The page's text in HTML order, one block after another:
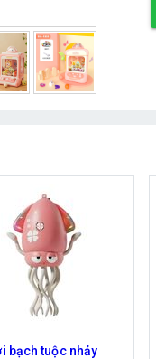
Chơi Hình Con